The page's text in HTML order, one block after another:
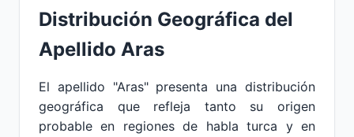
Distribución Geográfica del
Apellido Aras
El apellido "Aras" presenta una distribución
geográfica que refleja tanto su origen
probable en regiones de habla turca y en